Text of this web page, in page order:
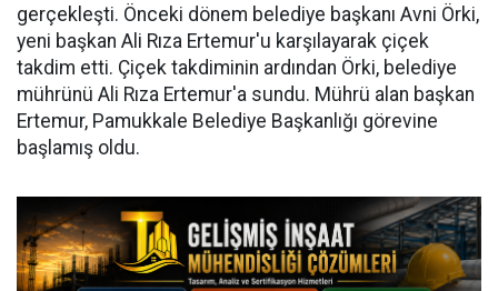
gerçekleşti. Önceki dönem belediye başkanı Avni Örki,
yeni başkan Ali Rıza Ertemur'u karşılayarak çiçek
takdim etti. Çiçek takdiminin ardından Örki, belediye
mührünü Ali Rıza Ertemur'a sundu. Mührü alan başkan
Ertemur, Pamukkale Belediye Başkanlığı görevine
başlamış oldu.